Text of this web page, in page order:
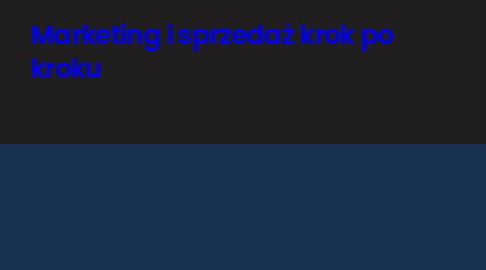
Marketing i sprzedaż krok po
kroku